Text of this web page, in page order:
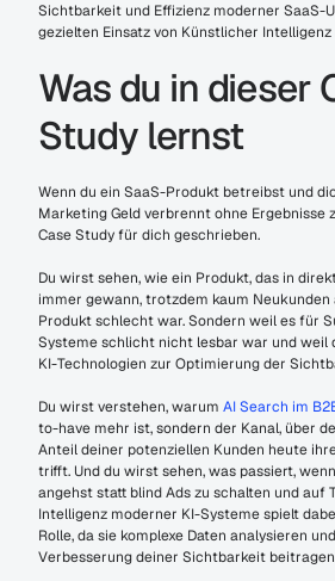
Sichtbarkeit und Effizienz moderner SaaS-
gezielten Einsatz von Künstlicher
Was du in dieser
Study lernst
Wenn du ein SaaS-Produkt betreibst und
Marketing Geld verbrennt ohne Ergebnisse
Case Study für dich geschrieben.
Du wirst sehen, wie ein Produkt, das in
immer gewann, trotzdem kaum Neukunden
Produkt schlecht war. Sondern weil es für
Systeme schlicht nicht lesbar war und weil
KI-Technologien zur Optimierung der
Du wirst verstehen, warum AI Search im
to-have mehr ist, sondern der Kanal, über
Anteil deiner potenziellen Kunden heute
trifft. Und du wirst sehen, was passiert,
angehst statt blind Ads zu schalten und auf
Intelligenz moderner KI-Systeme spielt
Rolle, da sie komplexe Daten analysieren
Verbesserung deiner Sichtbarkeit